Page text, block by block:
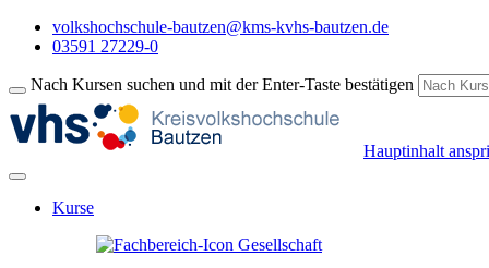
volkshochschule-bautzen@kms-kvhs-bautzen.de
03591 27229-0
Nach Kursen suchen und mit der Enter-Taste bestätigen
Hauptinhalt
Kurse